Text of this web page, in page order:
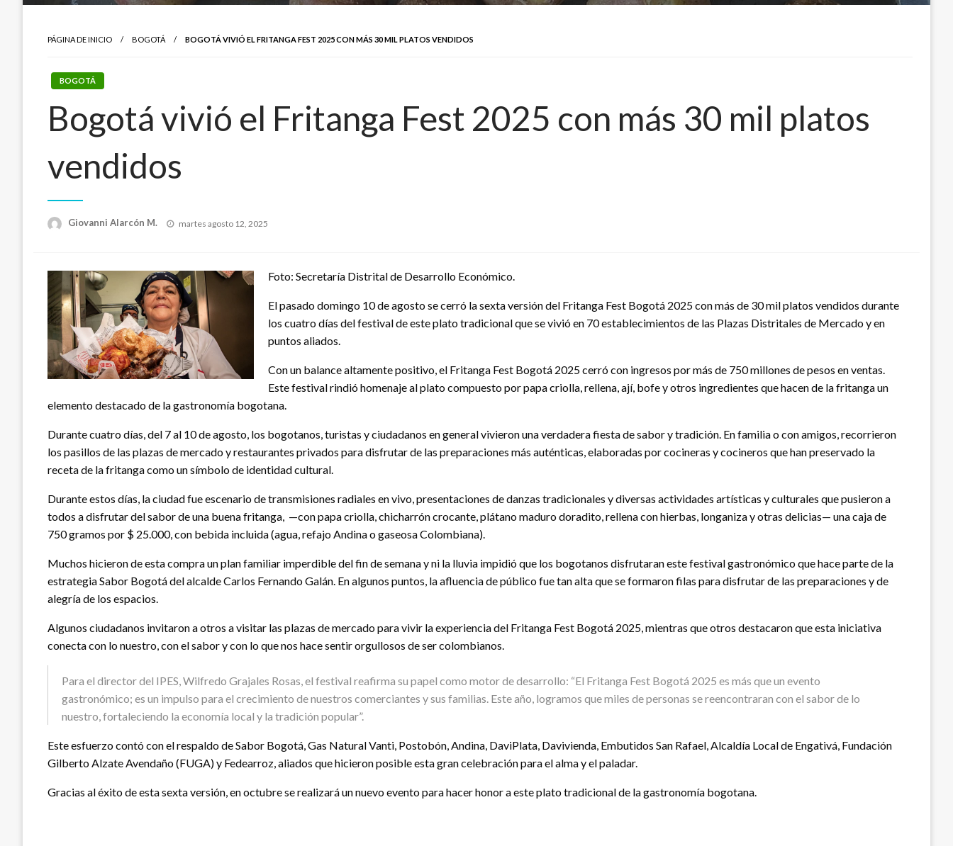
PÁGINA DE INICIO BOGOTÁ BOGOTÁ VIVIÓ EL FRITANGA FEST 2025 CON MÁS 30 MIL PLATOS VENDIDOS
BOGOTÁ
Bogotá vivió el Fritanga Fest 2025 con más 30 mil platos
vendidos
Giovanni Alarcón M.
Publicado
martes agosto 12, 2025
Foto: Secretaría Distrital de Desarrollo Económico.
El pasado domingo 10 de agosto se cerró la sexta versión del Fritanga Fest Bogotá 2025 con más de 30 mil platos vendidos durante
los cuatro días del festival de este plato tradicional que se vivió en 70 establecimientos de las Plazas Distritales de Mercado y en
puntos aliados.
Con un balance altamente positivo, el Fritanga Fest Bogotá 2025 cerró con ingresos por más de 750 millones de pesos en ventas.
Este festival rindió homenaje al plato compuesto por papa criolla, rellena, ají, bofe y otros ingredientes que hacen de la fritanga un
elemento destacado de la gastronomía bogotana.
Durante cuatro días, del 7 al 10 de agosto, los bogotanos, turistas y ciudadanos en general vivieron una verdadera fiesta de sabor y tradición. En familia o con amigos, recorrieron
los pasillos de las plazas de mercado y restaurantes privados para disfrutar de las preparaciones más auténticas, elaboradas por cocineras y cocineros que han preservado la
receta de la fritanga como un símbolo de identidad cultural.
Durante estos días, la ciudad fue escenario de transmisiones radiales en vivo, presentaciones de danzas tradicionales y diversas actividades artísticas y culturales que pusieron a
todos a disfrutar del sabor de una buena fritanga, —con papa criolla, chicharrón crocante, plátano maduro doradito, rellena con hierbas, longaniza y otras delicias— una caja de
750 gramos por $ 25.000, con bebida incluida (agua, refajo Andina o gaseosa Colombiana).
Muchos hicieron de esta compra un plan familiar imperdible del fin de semana y ni la lluvia impidió que los bogotanos disfrutaran este festival gastronómico que hace parte de la
estrategia Sabor Bogotá del alcalde Carlos Fernando Galán. En algunos puntos, la afluencia de público fue tan alta que se formaron filas para disfrutar de las preparaciones y de
alegría de los espacios.
Algunos ciudadanos invitaron a otros a visitar las plazas de mercado para vivir la experiencia del Fritanga Fest Bogotá 2025, mientras que otros destacaron que esta iniciativa
conecta con lo nuestro, con el sabor y con lo que nos hace sentir orgullosos de ser colombianos.
Para el director del IPES, Wilfredo Grajales Rosas, el festival reafirma su papel como motor de desarrollo: “El Fritanga Fest Bogotá 2025 es más que un evento
gastronómico; es un impulso para el crecimiento de nuestros comerciantes y sus familias. Este año, logramos que miles de personas se reencontraran con el sabor de lo
nuestro, fortaleciendo la economía local y la tradición popular”.
Este esfuerzo contó con el respaldo de Sabor Bogotá, Gas Natural Vanti, Postobón, Andina, DaviPlata, Davivienda, Embutidos San Rafael, Alcaldía Local de Engativá, Fundación
Gilberto Alzate Avendaño (FUGA) y Fedearroz, aliados que hicieron posible esta gran celebración para el alma y el paladar.
Gracias al éxito de esta sexta versión, en octubre se realizará un nuevo evento para hacer honor a este plato tradicional de la gastronomía bogotana.